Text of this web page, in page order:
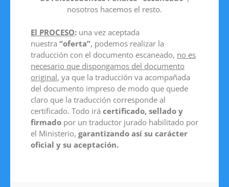
nosotros hacemos el resto.
El PROCESO: una vez aceptada
nuestra “oferta”, podemos realizar la
traducción con el documento escaneado, no es
necesario que dispongamos del documento
original, ya que la traducción va acompañada
del documento impreso de modo que quede
claro que la traducción corresponde al
certificado. Todo irá certificado, sellado y
firmado por un traductor jurado habilitado por
el Ministerio, garantizando así su carácter
oficial y su aceptación.